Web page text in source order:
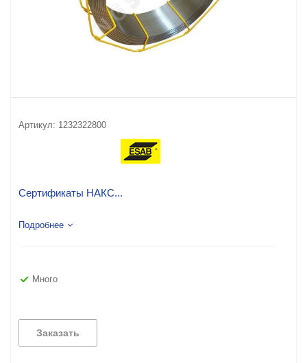
Артикул: 1232322800
Сертификаты НАКС...
Подробнее
Много
Заказать